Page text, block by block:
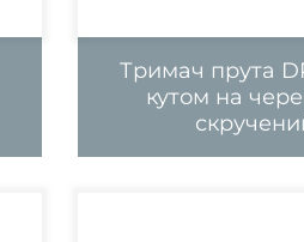
Тримач прута
кутом на